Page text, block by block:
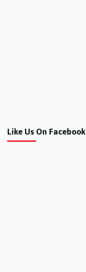
Like Us On Facebook